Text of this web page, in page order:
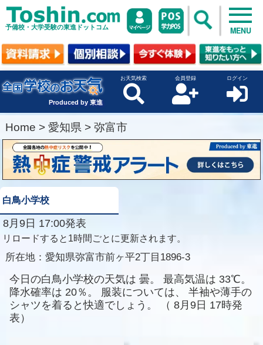
予備校・大学受験の東進ドットコム MENU
Produced by 東進
お天気検索 会員登録 ログイン
Home > 愛知県 > 弥富市
白鳥小学校
8月9日 17:00発表
リロードすると1時間ごとに更新されます。
所在地： 愛知県弥富市前ヶ平2丁目1896-3
今日の白鳥小学校の天気は 曇。 最高気温は 33℃。
降水確率は 20％。 服装については、
半袖や薄手の
シャツを着ると快適でしょう。
（ 8月9日 17時発
表）